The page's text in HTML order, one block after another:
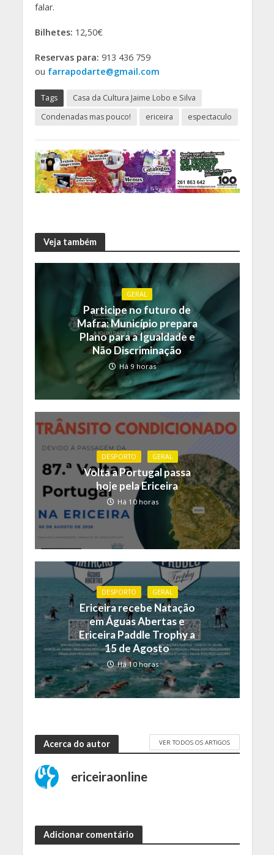
falar.
Bilhetes: 12,50€
Reservas para: 913 436 759
ou farrapodarte@gmail.com
Tags
Casa da Cultura Jaime Lobo e Silva
Condenadas mas pouco!
ericeira espectaculo
Veja também
GERAL
Participe no futuro de
Mafra: Município prepara
Plano para a Igualdade e
Não Discriminação
Há 9 horas
DESPORTO GERAL
Volta a Portugal passa
hoje pela Ericeira
Há 10 horas
DESPORTO GERAL
Ericeira recebe Natação
em Águas Abertas e
Ericeira Paddle Trophy a
15 de Agosto
Há 10 horas
Acerca do autor VER TODOS OS ARTIGOS
ericeiraonline
Adicionar comentário